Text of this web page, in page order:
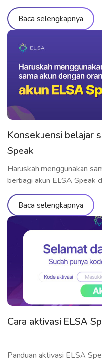
Baca selengkapnya
Konsekuensi belajar
Speak
Haruskah menggunakan
berbagi akun ELSA Speak
berikut ini akan menjelaskan
Baca selengkapnya
Cara aktivasi ELSA
Panduan aktivasi ELSA